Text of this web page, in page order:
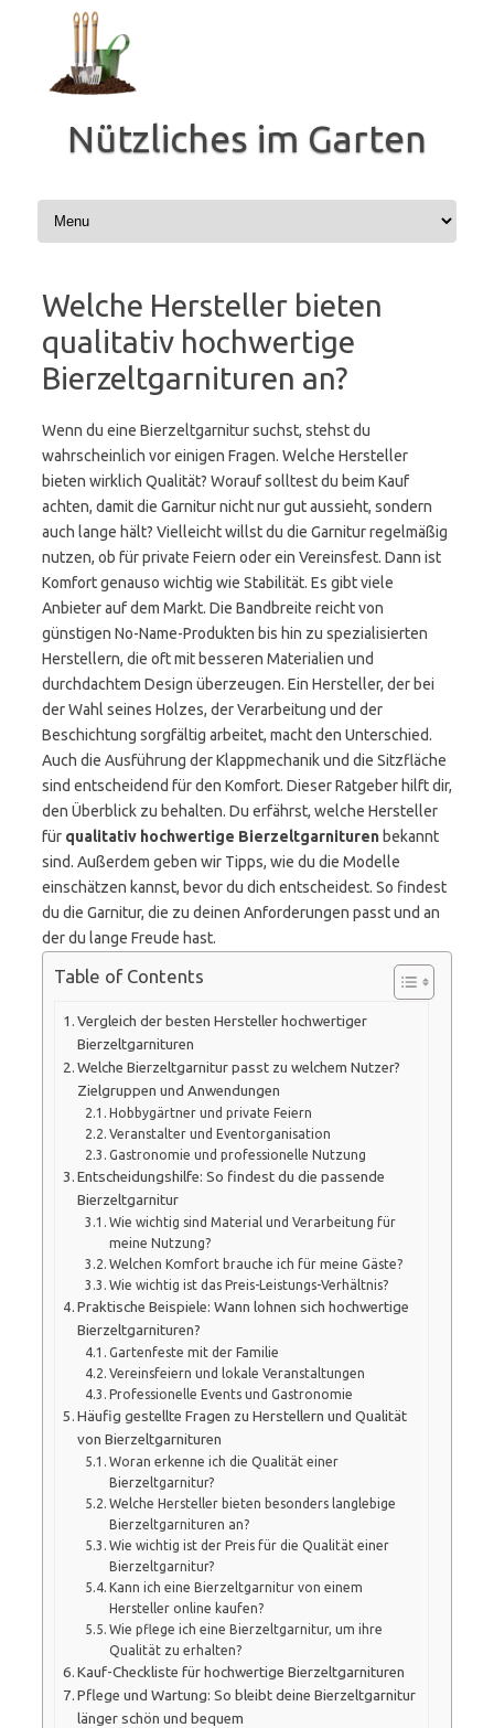
springen
Nützliches im Garten
Welche Hersteller bieten
qualitativ hochwertige
Bierzeltgarnituren an?
Wenn du eine Bierzeltgarnitur suchst, stehst du
wahrscheinlich vor einigen Fragen. Welche Hersteller
bieten wirklich Qualität? Worauf solltest du beim Kauf
achten, damit die Garnitur nicht nur gut aussieht, sondern
auch lange hält? Vielleicht willst du die Garnitur regelmäßig
nutzen, ob für private Feiern oder ein Vereinsfest. Dann ist
Komfort genauso wichtig wie Stabilität. Es gibt viele
Anbieter auf dem Markt. Die Bandbreite reicht von
günstigen No-Name-Produkten bis hin zu spezialisierten
Herstellern, die oft mit besseren Materialien und
durchdachtem Design überzeugen. Ein Hersteller, der bei
der Wahl seines Holzes, der Verarbeitung und der
Beschichtung sorgfältig arbeitet, macht den Unterschied.
Auch die Ausführung der Klappmechanik und die Sitzfläche
sind entscheidend für den Komfort. Dieser Ratgeber hilft dir,
den Überblick zu behalten. Du erfährst, welche Hersteller
für qualitativ hochwertige Bierzeltgarnituren bekannt
sind. Außerdem geben wir Tipps, wie du die Modelle
einschätzen kannst, bevor du dich entscheidest. So findest
du die Garnitur, die zu deinen Anforderungen passt und an
der du lange Freude hast.
Table of Contents
Vergleich der besten Hersteller hochwertiger
Bierzeltgarnituren
Welche Bierzeltgarnitur passt zu welchem Nutzer?
Zielgruppen und Anwendungen
Hobbygärtner und private Feiern
Veranstalter und Eventorganisation
Gastronomie und professionelle Nutzung
Entscheidungshilfe: So findest du die passende
Bierzeltgarnitur
Wie wichtig sind Material und Verarbeitung für
meine Nutzung?
Welchen Komfort brauche ich für meine Gäste?
Wie wichtig ist das Preis-Leistungs-Verhältnis?
Praktische Beispiele: Wann lohnen sich hochwertige
Bierzeltgarnituren?
Gartenfeste mit der Familie
Vereinsfeiern und lokale Veranstaltungen
Professionelle Events und Gastronomie
Häufig gestellte Fragen zu Herstellern und Qualität
von Bierzeltgarnituren
Woran erkenne ich die Qualität einer
Bierzeltgarnitur?
Welche Hersteller bieten besonders langlebige
Bierzeltgarnituren an?
Wie wichtig ist der Preis für die Qualität einer
Bierzeltgarnitur?
Kann ich eine Bierzeltgarnitur von einem
Hersteller online kaufen?
Wie pflege ich eine Bierzeltgarnitur, um ihre
Qualität zu erhalten?
Kauf-Checkliste für hochwertige Bierzeltgarnituren
Pflege und Wartung: So bleibt deine Bierzeltgarnitur
länger schön und bequem